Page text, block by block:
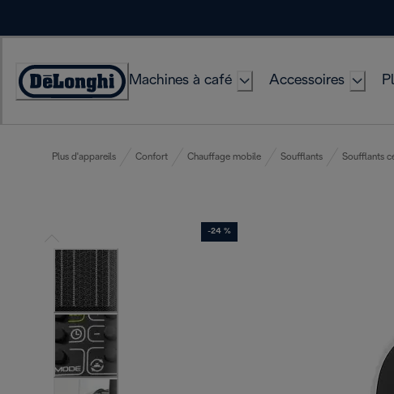
Déclaration
Machines à café Accessoires
Plus d'appareils Confort Chauffage mobile Soufflants Soufflants
-24 %